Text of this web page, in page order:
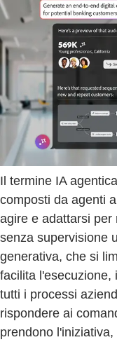
Il termine IA
composti da agenti
agire e adattarsi per
senza supervisione
generativa, che si
facilita l'esecuzione,
tutti i processi
rispondere ai
prendono